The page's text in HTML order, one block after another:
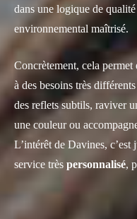
dans une logique de
environnemental maîtrisé.
Concrètement, cela permet
à des besoins très
des reflets subtils, raviver
une couleur ou
L’intérêt de Davines,
service très personnalisé,